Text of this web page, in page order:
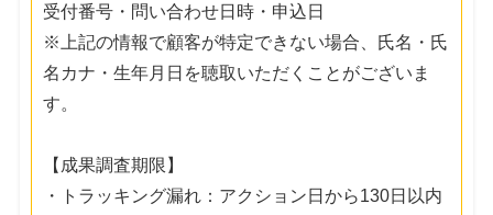
受付番号・問い合わせ日時・申込日
※上記の情報で顧客が特定できない場合、氏名・氏
名カナ・生年月日を聴取いただくことがございま
す。
【成果調査期限】
・トラッキング漏れ：アクション日から130日以内